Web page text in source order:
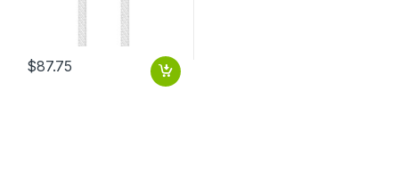
$87.75